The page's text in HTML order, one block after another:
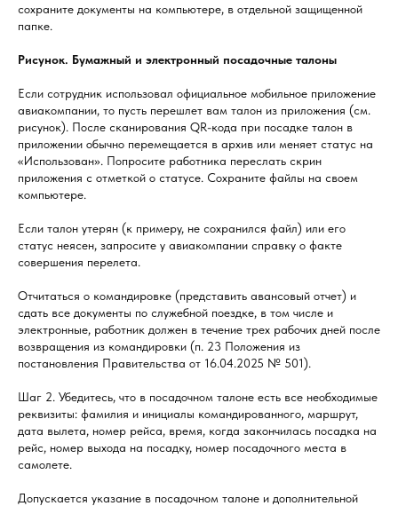
сохраните документы на компьютере, в отдельной защищенной
папке.
Рисунок. Бумажный и электронный посадочные талоны
Если сотрудник использовал официальное мобильное приложение
авиакомпании, то пусть перешлет вам талон из приложения (см.
рисунок). После сканирования QR-кода при посадке талон в
приложении обычно перемещается в архив или меняет статус на
«Использован». Попросите работника переслать скрин
приложения с отметкой о статусе. Сохраните файлы на своем
компьютере.
Если талон утерян (к примеру, не сохранился файл) или его
статус неясен, запросите у авиакомпании справку о факте
совершения перелета.
Отчитаться о командировке (представить авансовый отчет) и
сдать все документы по служебной поездке, в том числе и
электронные, работник должен в течение трех рабочих дней после
возвращения из командировки (п. 23 Положения из
постановления Правительства от 16.04.2025 № 501).
Шаг 2. Убедитесь, что в посадочном талоне есть все необходимые
реквизиты: фамилия и инициалы командированного, маршрут,
дата вылета, номер рейса, время, когда закончилась посадка на
рейс, номер выхода на посадку, номер посадочного места в
самолете.
Допускается указание в посадочном талоне и дополнительной